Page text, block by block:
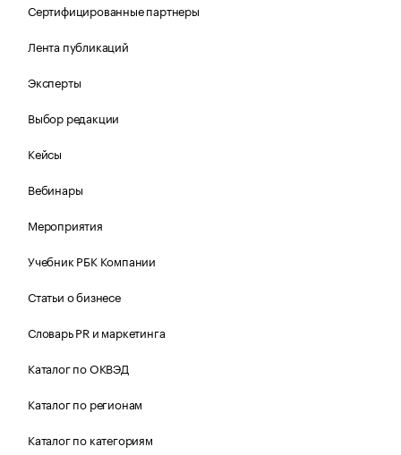
Сертифицированные партнеры
Лента публикаций
Эксперты
Выбор редакции
Кейсы
Вебинары
Мероприятия
Учебник РБК Компании
Статьи о бизнесе
Словарь PR и маркетинга
Каталог по ОКВЭД
Каталог по регионам
Каталог по категориям